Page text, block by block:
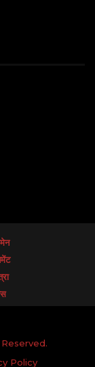
Policy